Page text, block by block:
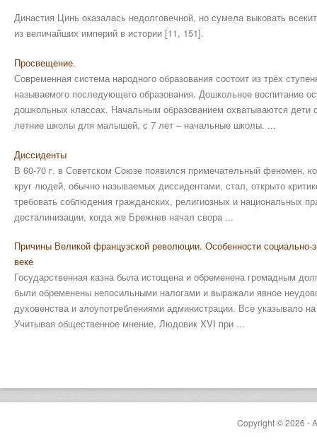
Династия Цинь оказалась недолговечной, но сумела выковать
из величайших империй в истории [11, 151].
Просвещение.
Современная система народного образования состоит из трёх
называемого последующего образования. Дошкольное воспитание
дошкольных классах. Начальным образованием охватываются
летние школы для малышей, с 7 лет – начальные школы. ...
Диссиденты
В 60-70 г. в Советском Союзе появился примечательный феномен,
круг людей, обычно называемых диссидентами, стал, открыто
требовать соблюдения гражданских, религиозных и национальных
десталинизации, когда же Брежнев начал свора ...
Причины Великой французской революции. Особенности социально-
веке
Государственная казна была истощена и обременена громадным
были обременены непосильными налогами и выражали явное
духовенства и злоупотреблениями администрации. Все указы­вало
Учитывая общественное мнение, Людовик XVI при ...
Copyright © 2026 -